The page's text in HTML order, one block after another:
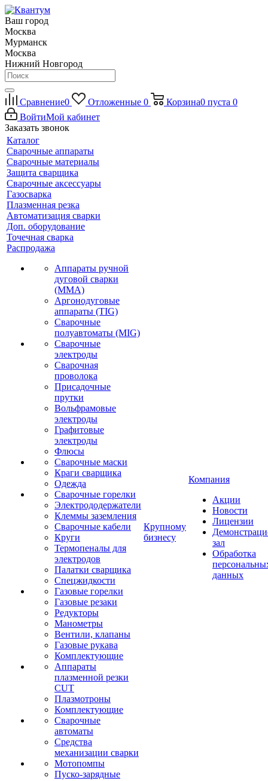
Ваш город
Москва
Мурманск
Москва
Нижний Новгород
Сравнение0 Отложенные 0 Корзина0 пуста 0
ВойтиМой кабинет
Заказать звонок
Каталог
Сварочные аппараты
Сварочные материалы
Защита сварщика
Сварочные аксессуары
Газосварка
Плазменная резка
Автоматизация сварки
Доп. оборудование
Точечная сварка
Распродажа
Аппараты ручной
дуговой сварки
(MMA)
Аргонодуговые
аппараты (TIG)
Сварочные
полуавтоматы (MIG)
Сварочные
электроды
Сварочная
проволока
Присадочные
прутки
Вольфрамовые
электроды
Графитовые
электроды
Флюсы
Сварочные маски
Краги сварщика
Одежда
Сварочные горелки
Электрододержатели
Клеммы заземления
Сварочные кабели
Круги
Термопеналы для
электродов
Палатки сварщика
Спецжидкости
Газовые горелки
Газовые резаки
Редукторы
Манометры
Вентили, клапаны
Газовые рукава
Комплектующие
Аппараты
плазменной резки
CUT
Плазмотроны
Комплектующие
Сварочные
автоматы
Средства
механизации сварки
Мотопомпы
Пуско-зарядные
Крупному
бизнесу
Компания
Акции
Новости
Лицензии
зал
Обработка
данных